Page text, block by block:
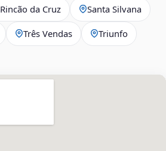
Rincão da Cruz Santa Silvana
Três Vendas Triunfo